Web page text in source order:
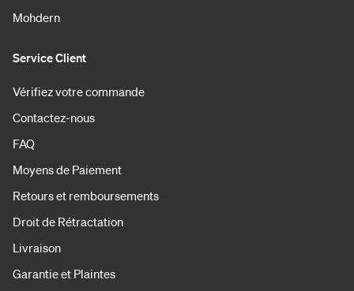
Mohdern
Service Client
Vérifiez votre commande
Contactez-nous
FAQ
Moyens de Paiement
Retours et remboursements
Droit de Rétractation
Livraison
Garantie et Plaintes